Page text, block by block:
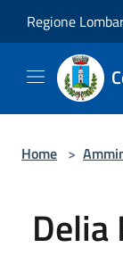
Regione
Home >
Delia